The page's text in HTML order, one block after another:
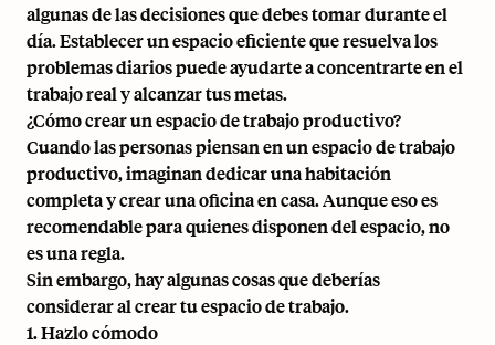
algunas de las decisiones que debes tomar durante el
día. Establecer un espacio eficiente que resuelva los
problemas diarios puede ayudarte a concentrarte en el
trabajo real y alcanzar tus metas.
¿Cómo crear un espacio de trabajo productivo?
Cuando las personas piensan en un espacio de trabajo
productivo, imaginan dedicar una habitación
completa y crear una oficina en casa. Aunque eso es
recomendable para quienes disponen del espacio, no
es una regla.
Sin embargo, hay algunas cosas que deberías
considerar al crear tu espacio de trabajo.
1. Hazlo cómodo